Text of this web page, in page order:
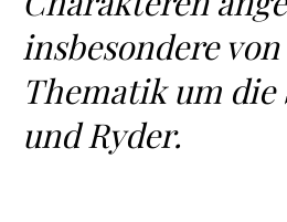
insbesondere
Thematik um die
und Ryder.